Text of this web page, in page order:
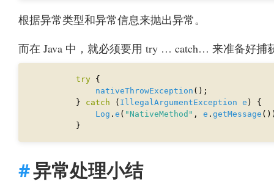
根据异常类型和异常信息来抛出异常。
而在 Java 中，就必须要用 try … catch… 来准备好捕
try
nativeThrowException
        }
catch ( IllegalArgumentException e
Log . e ( "NativeMethod" , e . getMessage
异常处理小结